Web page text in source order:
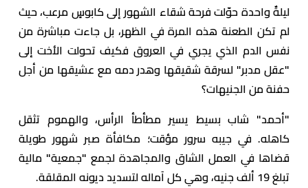
ليلةٌ واحدة حوّلت فرحة شقاء الشهور إلى كابوسٍ مرعب، حيث
لم تكن الطعنة هذه المرة في الظهر، بل جاءت مباشرة من
نفس الدم الذي يجري في العروق فكيف تحولت الأخت إلى
"عقل مدبر" لسرقة شقيقها وهدر دمه مع عشيقها من أجل
حفنة من الجنيهات؟
"أحمد" شاب بسيط يسير مطأطأ الرأس، والهموم تثقل
كاهله. في جيبه سرور مؤقت؛ مكافأة صبر شهور طويلة
قضاها في العمل الشاق والمجاهدة لجمع "جمعية" مالية
تبلغ 19 ألف جنيه، وهي كل آماله لتسديد ديونه المقلقة.